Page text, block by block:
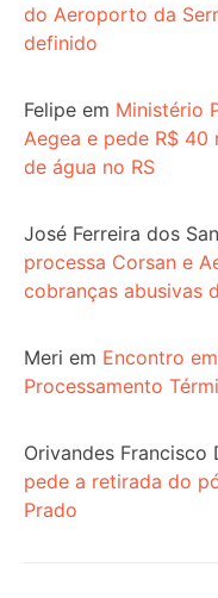
do Aeroporto da
definido
Felipe em Ministério
Aegea e pede R$
de água no RS
José Ferreira dos
processa Corsan e
cobranças abusivas
Meri em Encontro
Processamento
Orivandes Francisco
pede a retirada do
Prado